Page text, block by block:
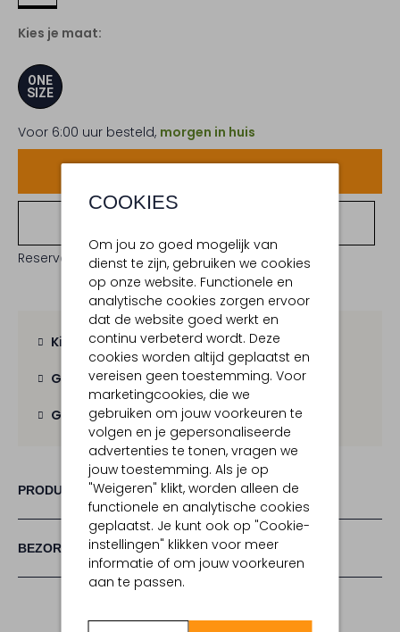
COOKIES
Om jou zo goed mogelijk van
dienst te zijn, gebruiken we cookies
op onze website. Functionele en
analytische cookies zorgen ervoor
dat de website goed werkt en
continu verbeterd wordt. Deze
cookies worden altijd geplaatst en
vereisen geen toestemming. Voor
marketingcookies, die we
gebruiken om jouw voorkeuren te
volgen en je gepersonaliseerde
advertenties te tonen, vragen we
jouw toestemming. Als je op
"Weigeren" klikt, worden alleen de
functionele en analytische cookies
geplaatst. Je kunt ook op "Cookie-
instellingen" klikken voor meer
informatie of om jouw voorkeuren
aan te passen.
Kies je maat:
ONE
SIZE
Voor 6:00 uur besteld, morgen in huis
Reserveer direct in een van onze 19 boutiques
Kies zelf je bezorgmoment
Gratis verzendingvanaf € 100,-
Gratis retourbinnen 30 dagen
PRODUCT INFORMATIE
BEZORGEN & RETOURNEREN